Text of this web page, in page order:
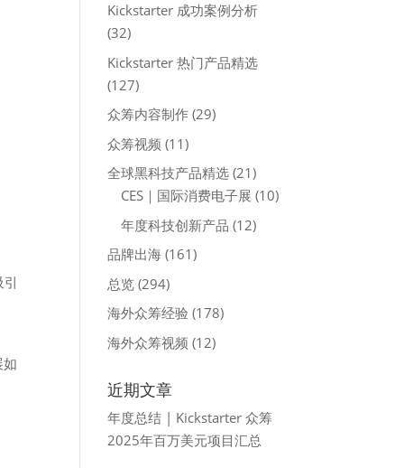
Kickstarter 成功案例分析
(32)
Kickstarter 热门产品精选
(127)
众筹内容制作 (29)
众筹视频 (11)
全球黑科技产品精选 (21)
CES｜国际消费电子展 (10)
年度科技创新产品 (12)
品牌出海 (161)
总览 (294)
海外众筹经验 (178)
海外众筹视频 (12)
近期文章
年度总结 | Kickstarter 众筹
2025年百万美元项目汇总